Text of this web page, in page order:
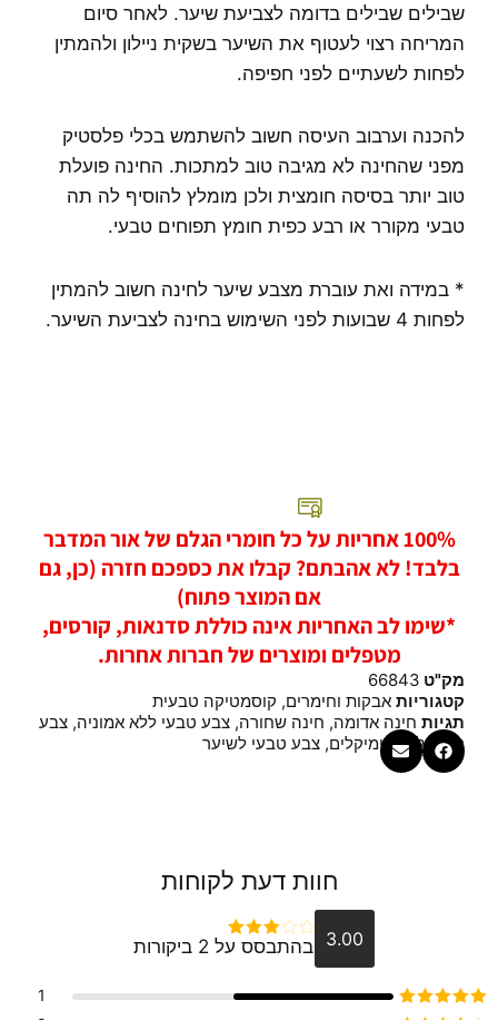
שבילים שבילים בדומה לצביעת שיער. לאחר סיום
המריחה רצוי לעטוף את השיער בשקית ניילון ולהמתין
לפחות לשעתיים לפני חפיפה.
להכנה וערבוב העיסה חשוב להשתמש בכלי פלסטיק
מפני שהחינה לא מגיבה טוב למתכות. החינה פועלת
טוב יותר בסיסה חומצית ולכן מומלץ להוסיף לה תה
טבעי מקורר או רבע כפית חומץ תפוחים טבעי.
* במידה ואת עוברת מצבע שיער לחינה חשוב להמתין
לפחות 4 שבועות לפני השימוש בחינה לצביעת השיער.
100% אחריות על כל חומרי הגלם של אור המדבר
בלבד! לא אהבתם? קבלו את כספכם חזרה (כן, גם
אם המוצר פתוח)
*שימו לב האחריות אינה כוללת סדנאות, קורסים,
מטפלים ומוצרים של חברות אחרות.
מק"ט 66843
קטגוריות אבקות וחימרים, קוסמטיקה טבעית
תגיות חינה אדומה, חינה שחורה, צבע טבעי ללא אמוניה, צבע
טבעי ללא כימיקלים, צבע טבעי לשיער
חוות דעת לקוחות
3.00 דורג 3
בהתבסס על 2 ביקורות
1